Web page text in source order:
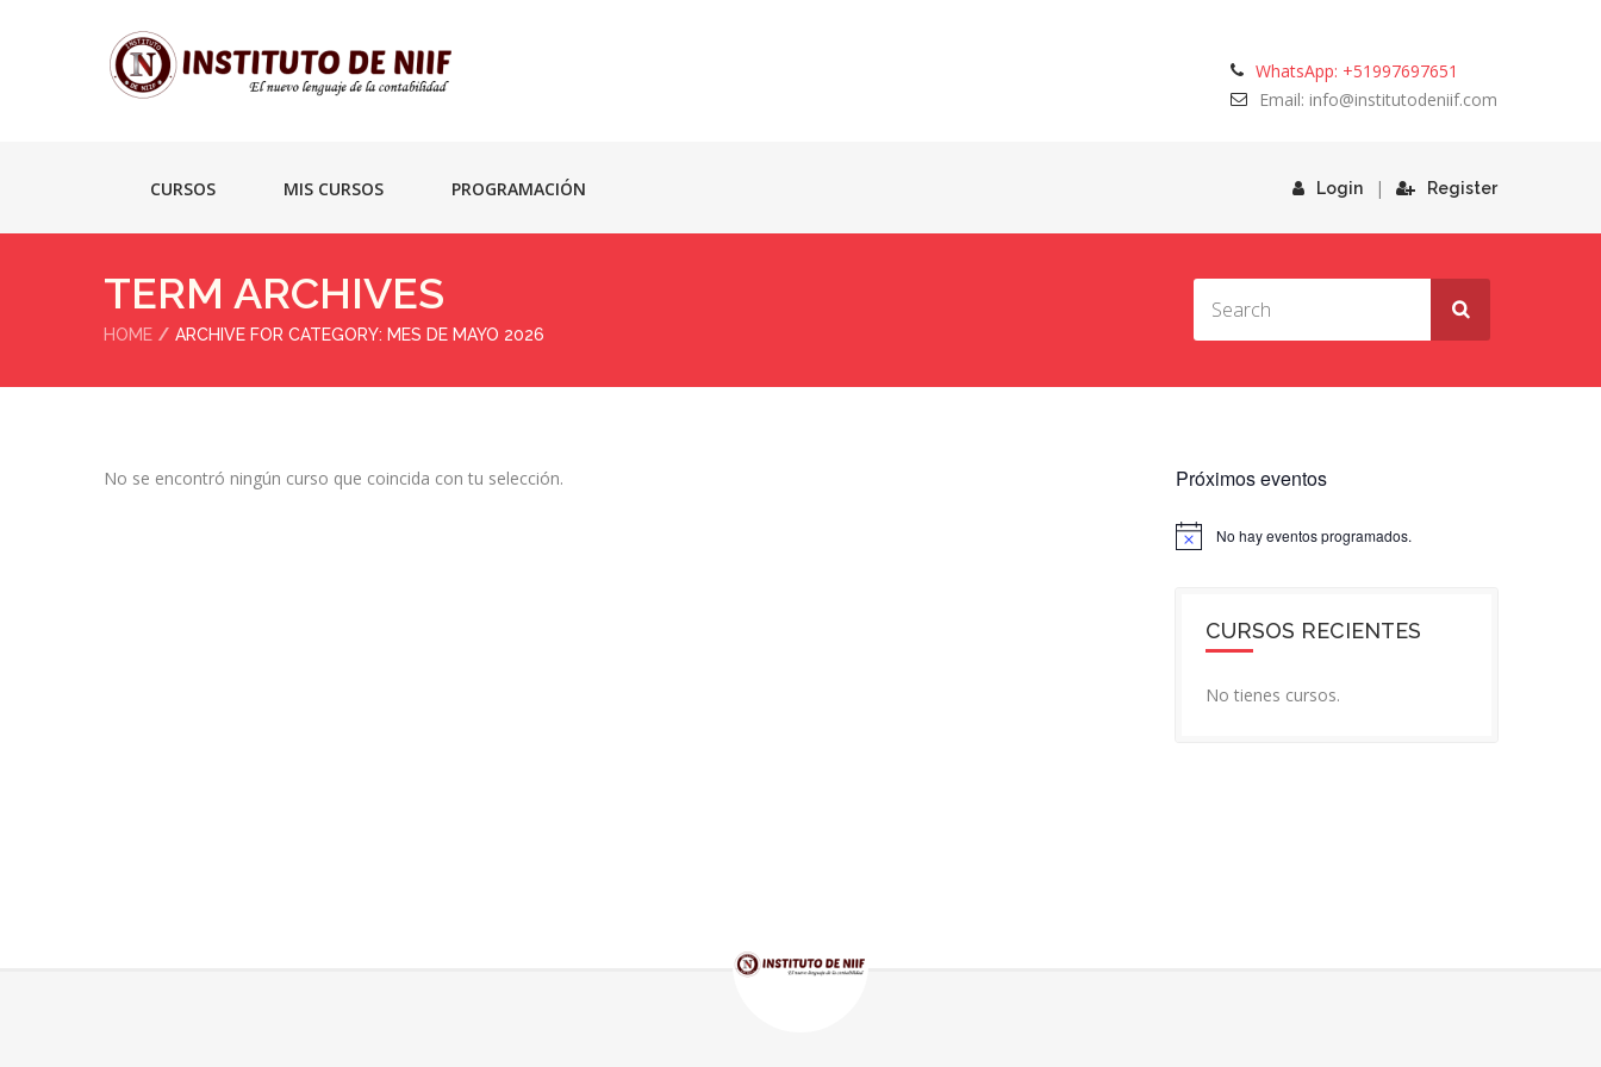
WhatsApp: +51997697651
Email: info@institutodeniif.com
CURSOS MIS CURSOS PROGRAMACIÓN Login | Register
TERM ARCHIVES
HOME ARCHIVE FOR CATEGORY: MES DE MAYO 2026
No se encontró ningún curso que coincida con tu selección. Próximos eventos
Aviso No hay eventos programados.
CURSOS RECIENTES
No tienes cursos.